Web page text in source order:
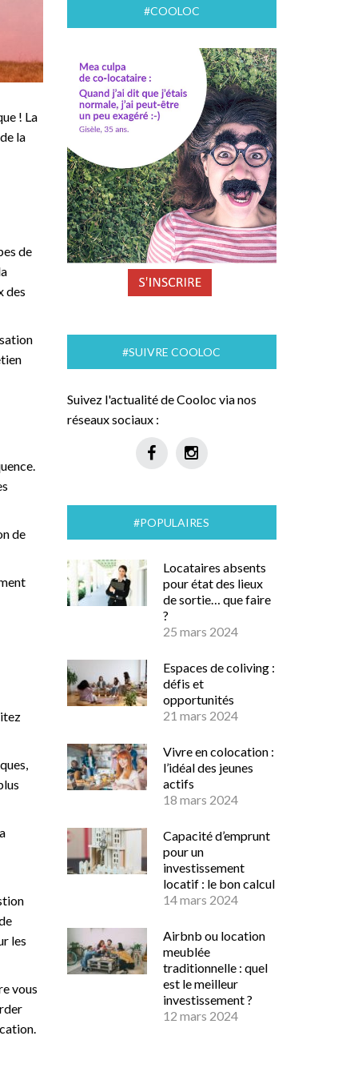
! La
la
de
des
de
les
vous
#COOLOC
#SUIVRE COOLOC
Suivez l'actualité de Cooloc via nos
réseaux sociaux :
#POPULAIRES
Locataires absents
pour état des lieux
de sortie… que faire
?
25 mars 2024
Espaces de coliving :
défis et
opportunités
21 mars 2024
Vivre en colocation :
l’idéal des jeunes
actifs
18 mars 2024
Capacité d’emprunt
pour un
investissement
locatif : le bon calcul
14 mars 2024
Airbnb ou location
meublée
traditionnelle : quel
est le meilleur
investissement ?
12 mars 2024